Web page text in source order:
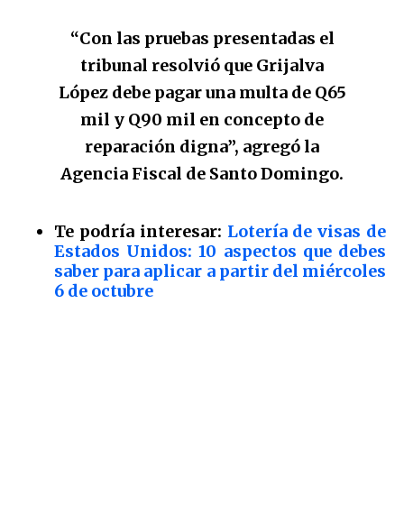
“Con las pruebas presentadas el
tribunal resolvió que Grijalva
López debe pagar una multa de Q65
mil y Q90 mil en concepto de
reparación digna”, agregó la
Agencia Fiscal de Santo Domingo.
Te podría interesar: Lotería de visas de
Estados Unidos: 10 aspectos que debes
saber para aplicar a partir del miércoles
6 de octubre